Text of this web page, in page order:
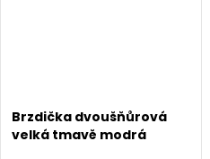
Brzdička dvoušňůrová
velká tmavě modrá